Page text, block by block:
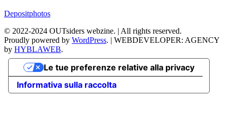
Depositphotos
© 2022-2024 OUTsiders webzine. | All rights reserved.
Proudly powered by WordPress. | WEBDEVELOPER: AGENCY
by HYBLAWEB.
Informativa sulla raccolta
Le tue preferenze relative alla privacy